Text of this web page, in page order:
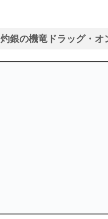
灼銀の機竜ドラッグ・オ